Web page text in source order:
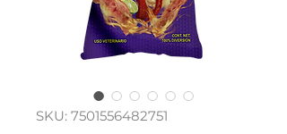
SKU: 7501556482751